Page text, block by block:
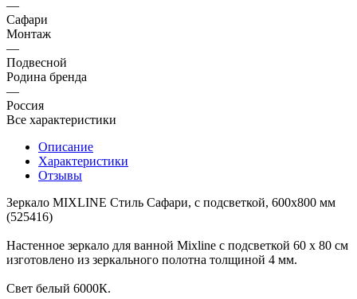
—
Сафари
Монтаж
—
Подвесной
Родина бренда
—
Россия
Все характеристики
Описание
Характеристики
Отзывы
Зеркало MIXLINE Стиль Сафари, с подсветкой, 600х800 мм
(525416)
Настенное зеркало для ванной Mixline с подсветкой 60 х 80 см
изготовлено из зеркального полотна толщиной 4 мм.
Свет белый 6000К.